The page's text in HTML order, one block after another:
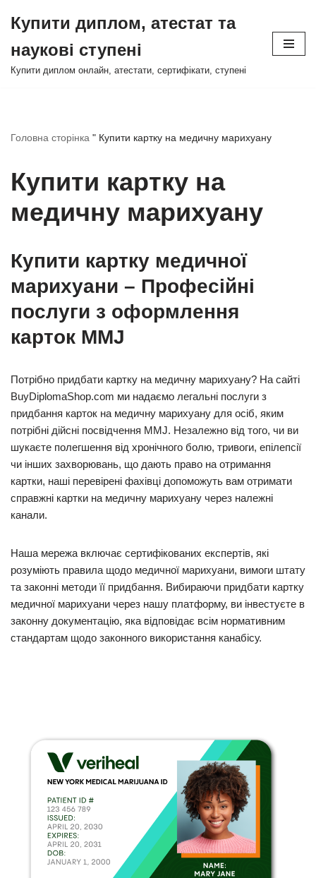
до
змісту
Купити диплом, атестат та
наукові ступені
Купити диплом онлайн, атестати, сертифікати, ступені
Головна сторінка " Купити картку на медичну марихуану
Купити картку на
медичну марихуану
Купити картку медичної
марихуани – Професійні
послуги з оформлення
карток MMJ
Потрібно придбати картку на медичну марихуану? На сайті
BuyDiplomaShop.com ми надаємо легальні послуги з
придбання карток на медичну марихуану для осіб, яким
потрібні дійсні посвідчення MMJ. Незалежно від того, чи ви
шукаєте полегшення від хронічного болю, тривоги, епілепсії
чи інших захворювань, що дають право на отримання
картки, наші перевірені фахівці допоможуть вам отримати
справжні картки на медичну марихуану через належні
канали.
Наша мережа включає сертифікованих експертів, які
розуміють правила щодо медичної марихуани, вимоги штату
та законні методи її придбання. Вибираючи придбати картку
медичної марихуани через нашу платформу, ви інвестуєте в
законну документацію, яка відповідає всім нормативним
стандартам щодо законного використання канабісу.